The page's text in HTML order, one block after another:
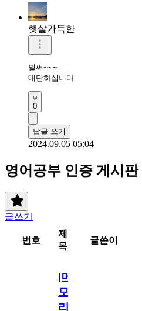
햇살가득한
벌써~~~
대단하십니다
0
답글 쓰기
2024.09.05 05:04
영어공부 인증 게시판
글쓰기
번호
제
목
글쓴이
[메
모
리